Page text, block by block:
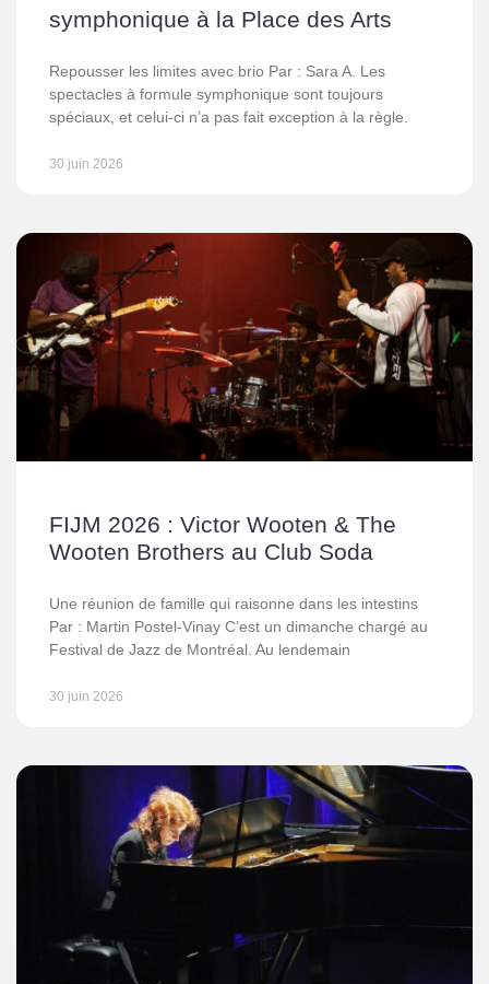
symphonique à la Place des Arts
Repousser les limites avec brio Par : Sara A. Les
spectacles à formule symphonique sont toujours
spéciaux, et celui-ci n’a pas fait exception à la règle.
30 juin 2026
FIJM 2026 : Victor Wooten & The
Wooten Brothers au Club Soda
Une réunion de famille qui raisonne dans les intestins
Par : Martin Postel-Vinay C’est un dimanche chargé au
Festival de Jazz de Montréal. Au lendemain
30 juin 2026